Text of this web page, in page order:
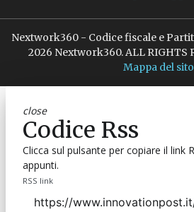
Nextwork360 - Codice fiscale e
2026 Nextwork360. ALL RIGHTS
Mappa del sito
close
Codice Rss
Clicca sul pulsante per copiare il link
appunti.
RSS link